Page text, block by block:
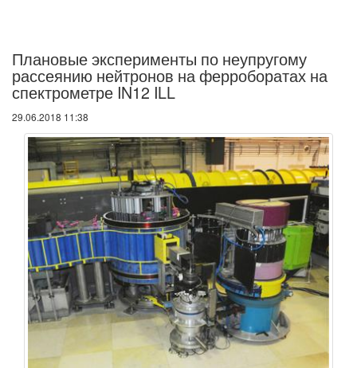
Плановые эксперименты по неупругому
рассеянию нейтронов на ферроборатах на
спектрометре IN12 ILL
29.06.2018 11:38